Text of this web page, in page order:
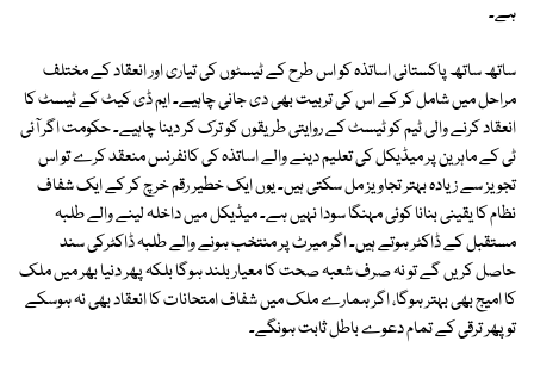
ہے۔
ساتھ ساتھ پاکستانی اساتذہ کو اس طرح کے ٹیسٹوں کی تیاری اور انعقاد کے مختلف
مراحل میں شامل کر کے اس کی تربیت بھی دی جانی چاہیے۔ ایم ڈی کیٹ کے ٹیسٹ کا
انعقاد کرنے والی ٹیم کو ٹیسٹ کے روایتی طریقوں کو ترک کر دینا چاہیے۔ حکومت اگر آئی
ٹی کے ماہرین پر میڈیکل کی تعلیم دینے والے اساتذہ کی کانفرنس منعقد کرے تو اس
تجویز سے زیادہ بہتر تجاویز مل سکتی ہیں۔ یوں ایک خطیر رقم خرچ کر کے ایک شفاف
نظام کا یقینی بنانا کوئی مہنگا سودا نہیں ہے۔ میڈیکل میں داخلہ لینے والے طلبہ
مستقبل کے ڈاکٹر ہوتے ہیں۔ اگر میرٹ پر منتخب ہونے والے طلبہ ڈاکٹرکی سند
حاصل کریں گے تو نہ صرف شعبہ صحت کا معیار بلند ہوگا بلکہ پھر دنیا بھر میں ملک
کا امیج بھی بہتر ہوگا، اگر ہمارے ملک میں شفاف امتحانات کا انعقاد بھی نہ ہوسکے
تو پھر ترقی کے تمام دعوے باطل ثابت ہونگے۔